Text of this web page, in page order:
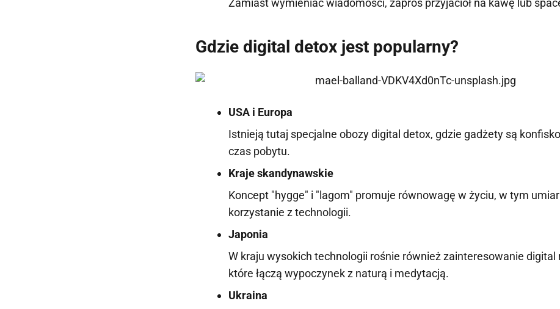
Zamiast wymieniać wiadomości, zaproś przyjaciół na kawę lub
Gdzie digital detox jest popularny?
USA i Europa
Istnieją tutaj specjalne obozy digital detox, gdzie gadżety są
czas pobytu.
Kraje skandynawskie
Koncept "hygge" i "lagom" promuje równowagę w życiu, w tym
korzystanie z technologii.
Japonia
W kraju wysokich technologii rośnie również zainteresowanie digital
które łączą wypoczynek z naturą i medytacją.
Ukraina